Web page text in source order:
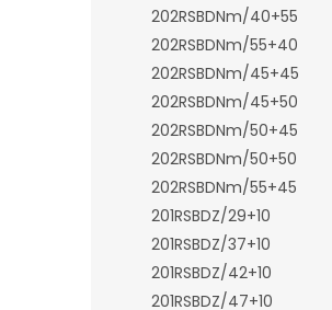
202RSBDNm/40+55
202RSBDNm/55+40
202RSBDNm/45+45
202RSBDNm/45+50
202RSBDNm/50+45
202RSBDNm/50+50
202RSBDNm/55+45
201RSBDZ/29+10
201RSBDZ/37+10
201RSBDZ/42+10
201RSBDZ/47+10